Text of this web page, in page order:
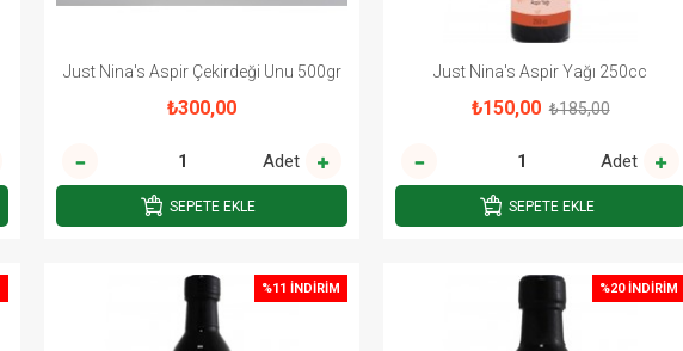
Just Nina's Aspir Çekirdeği Unu 500gr
₺300,00
Adet
SEPETE EKLE
Just Nina's Aspir Yağı 250cc
₺150,00 ₺185,00
Adet
SEPETE EKLE
%11 İNDIRIM %20 İNDIRIM